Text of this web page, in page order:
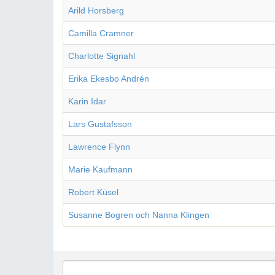
Arild Horsberg
Camilla Cramner
Charlotte Signahl
Erika Ekesbo Andrén
Karin Idar
Lars Gustafsson
Lawrence Flynn
Marie Kaufmann
Robert Küsel
Susanne Bogren och Nanna Klingen